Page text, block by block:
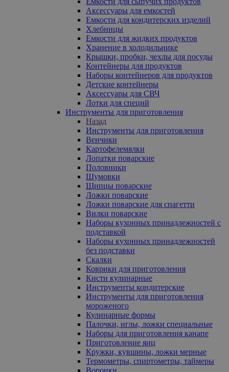
Аксессуары для емкостей
Емкости для кондитерских изделий
Хлебницы
Емкости для жидких продуктов
Хранение в холодильнике
Крышки, пробки, чехлы для посуды
Контейнеры для продуктов
Наборы контейнеров для продуктов
Детские контейнеры
Аксессуары для СВЧ
Лотки для специй
Инструменты для приготовления
Назад
Инструменты для приготовления
Венчики
Картофелемялки
Лопатки поварские
Половники
Шумовки
Щипцы поварские
Ложки поварские
Ложки поварские для спагетти
Вилки поварские
Наборы кухонных принадлежностей с
подставкой
Наборы кухонных принадлежностей
без подставки
Скалки
Коврики для приготовления
Кисти кулинарные
Инструменты кондитерские
Инструменты для приготовления
мороженого
Кулинарные формы
Палочки, иглы, ложки специальные
Наборы для приготовления канапе
Приготовление яиц
Кружки, кувшины, ложки мерные
Термометры, спиртометры, таймеры
Воронки